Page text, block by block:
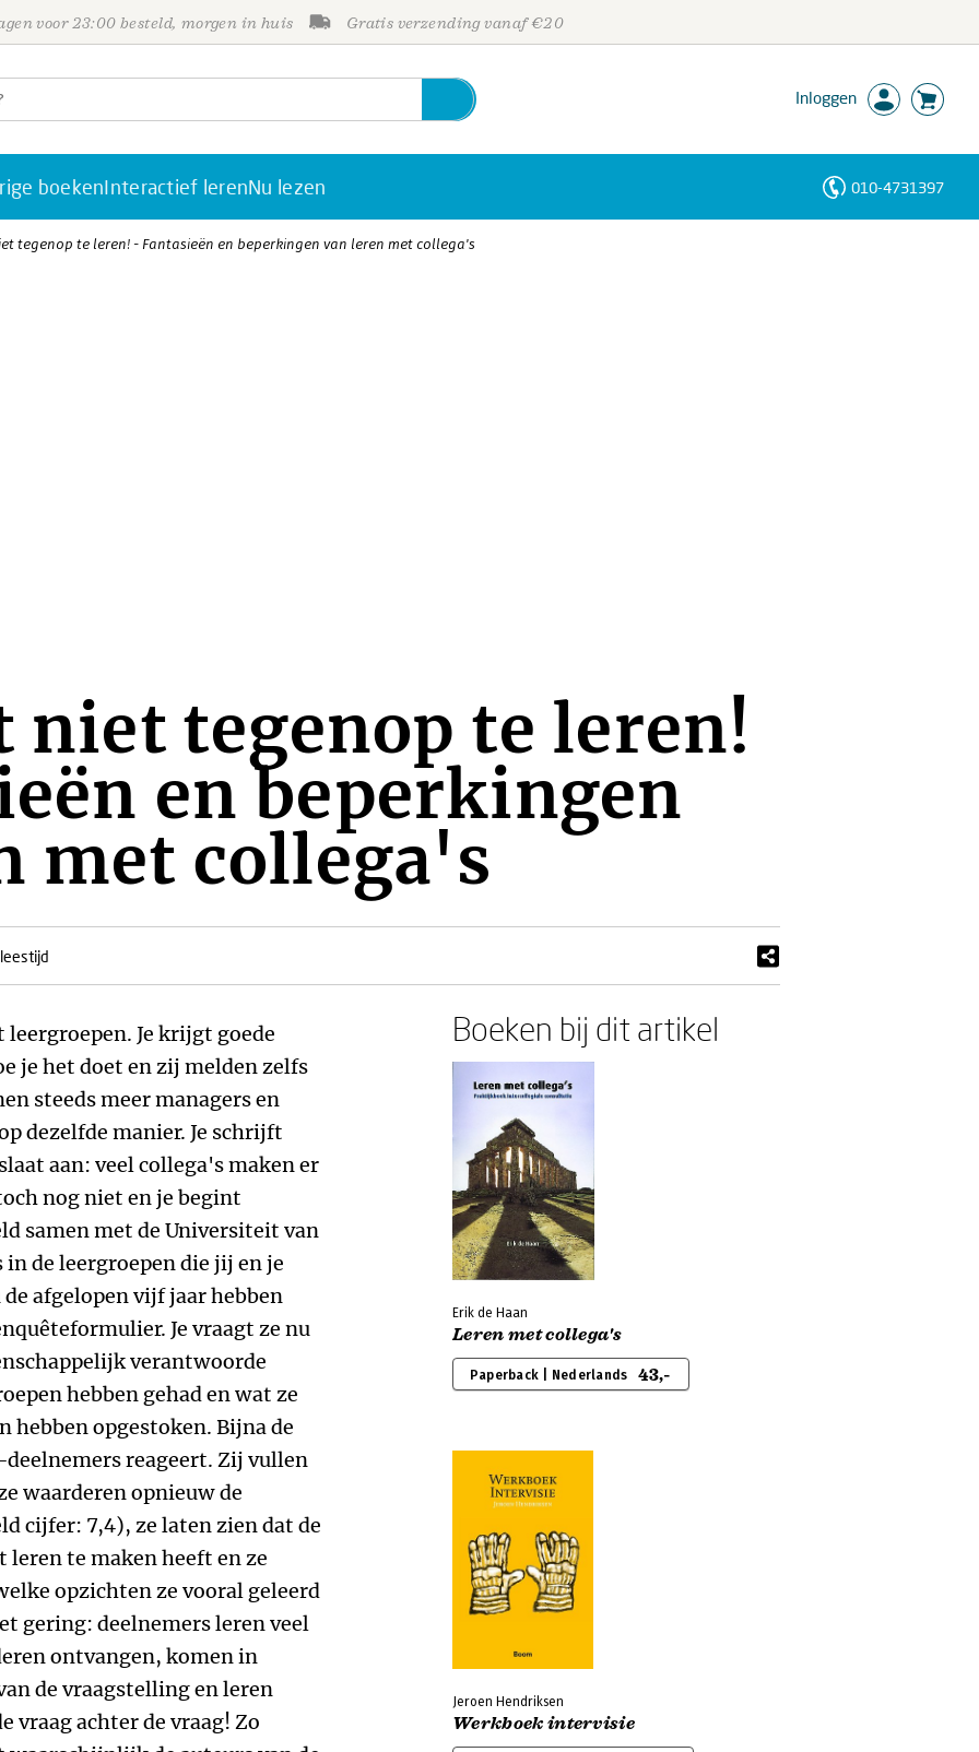
voor 23:00 besteld, morgen in huis Gratis verzending vanaf €20
Inloggen
boekenInteractief lerenNu lezen 010-4731397
tegenop te leren! - Fantasieën en beperkingen van leren met collega's
niet tegenop te leren!
en beperkingen
met collega's
een verslechtering leidt. Geen geringe desillusie om bovendien tot de conclusie te moeten komen dat dapper doorleren onder deze omstandigheden existentiële vragen oproept en leidt tot de verbijsterende ervaring 'alles al geprobeerd te hebben maar er toch niet uit te kunnen komen'. Wegen om wèl iets te doen met leren Ik zou niet in dit vak gebleven zijn als ik niet hartstochtelijk geloof dat mensen dingen kunnen leren en dat zij door te leren soms een belangrijke verandering kunnen doormaken die hen veel beter toerust voor en een veel betere verhouding geeft tot de taken waar zij voor staan. Maar ik denk dat die veranderingen nog altijd zeer zeldzaam zijn en dat ze niet minder dan vóór de 'leerhype' persoonlijke moed en volharding vragen. Bovendien is leren, althans bij mij, geen fun. De weinige veranderingen die ik op deze manier heb mogen doormaken zijn vergezeld gegaan van haast onverdraaglijke twijfel, pijn en beklemmende vragen waarop ik geen enkel antwoord wist. Er zijn twee stellingen die mij inspireren om uit deze desillusie te komen. Het zijn vrij oneigentijdse en misschien ook onorthodoxe benaderingen, omdat ze de fantasieën en beperkingen die een gerichtheid op leren met zich mee kan brengen, frontaal aanvallen: Stelling1: Organiseren staat soms recht tegenover leren. Organiseren houdt in dat je keuzes maakt en je daaraan houdt, structuren aanbrengt, procedures opstelt, afspraken opvolgt enzovoorts. Laten dit nou net allerlei acties zijn die het 'leren' vaak tegengaan, omdat je daarmee juist op veel gebieden dingen vastzet, efficiënt maakt en doet zoals je ze daarvoor ook deed. Leren betekent juist los en onzeker maken, desorganiseren en tijd nemen die je niet nuttig en efficiënt gebruikt. Dat betekent dat leren onvoorstelbaar hoge kosten met zich mee kan brengen, die bedrijfseconomisch niet verdedigbaar zijn: leren is vaak destructief voor 'lerende organisaties' (contradictio in terminis?), mede door het verdwijnen van mensen, producten, en diensten. Het was vooral Karl Weick in zijn artikel 'Learning organization: an oxymoron', die mij deze stelling deed inzien. Stelling2: Veranderen staat soms recht tegenover leren. Je kunt iets inzien, iets begrijpen, iets leren te doen, zonder ook maar in het minst de juiste verandering door te maken waardoor je het ook echt gaat dóen. Leren staat dan dus recht tegenover veranderen. Sterker nog, sommige mensen zetten leren in als één van de laatste manieren om toch maar vooral niet een verandering door te maken die zich levensgroot aandient. Het was vooral Wilfred Bion in zijn boek 'Transformations', die mij deze stelling deed inzien. Door op deze manier ook tegendelen van leren te hebben gevonden, heb ik 'geleerd' leren te relativeren en ook te kijken naar andere aspecten: komt het de organisatie wel ten goede? Verandert er überhaupt wel iets? Bij mij leidt dit ertoe dat ik steeds meer oog heb gekregen voor leren als laatste defensie tegen verandering, voor het paradoxale van leren, voor tragische aspecten die altijd een rol spelen bij (proberen te) leren. Het is mijn stellige overtuiging dat 'leeradviseurs' gevoeliger dienen te worden voor ironie* en voor het paradoxale van het leren-zonder-te-leren en dat zij meer sensitiviteit dienen te ontwikkelen voor de existentiële vragen en tragische ervaringen die diepgaand leren oproept*. De ambachtelijke kant Het aardige van de nu al een decennium immer stijgende belangstelling voor leren in organisaties is wel dat er zoiets als een ambacht aan het ontstaan is op dit gebied. De boeken op deze pagina's vormen een aantal recente kristallisaties van ervaringskennis over leren. De boeken leggen elk andere accenten. Het boek 'Zelfsturend leren' van Ratering en Hafkamp is misschien wel het boek dat het meeste aansluit bij het pijnlijke van leren en de worstelingen met eigen belemmeringen die daarmee gepaard gaan. Het is ontstaan vanuit de lange weg van iemand met leermoeilijkheden: woordblindheid. Het boek maakt uitstekende verbindingen tussen ervaringsleren, reflectie, eigen verantwoordelijkheid, experimenteren en bekende modellen van denkers als Dewey, Freire, Kolb en vele anderen. Het boek 'Leren met collega's' van mijzelf voegt aan de individuele worsteling nog een gezamenlijke worsteling toe: het organiseren van leren met collega's. Hoe ervoor te zorgen dat er voldoende openheid, kwetsbaarheid en wederzijdse ondersteuning zo dicht mogelijk bij de werkplek ontstaat? Het boek vermeldt een aantal condities voor het organiseren van leren, gaat in op vragen stellen, perspectiefwisseling van individu naar leergroep en beschrijft een tiental methodieken die hun waarde in de prakti Boeken bij dit artikel
Erik de Haan
Leren met collega's
Paperback | Nederlands 43,-
Jeroen Hendriksen
Werkboek intervisie
Personen